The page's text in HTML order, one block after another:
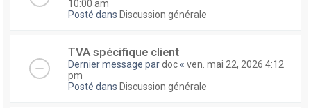
10:00 am
Posté dans Discussion générale
TVA spécifique client
Dernier message pardoc « ven. mai 22, 2026 4:12
pm
Posté dans Discussion générale